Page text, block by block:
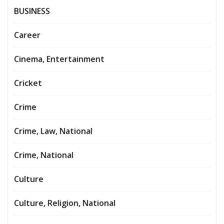
BUSINESS
Career
Cinema, Entertainment
Cricket
Crime
Crime, Law, National
Crime, National
Culture
Culture, Religion, National